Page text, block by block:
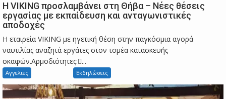
Η VIKING προσλαμβάνει στη Θήβα – Νέες θέσεις
εργασίας με εκπαίδευση και ανταγωνιστικές
αποδοχές
Η εταιρεία VIKING με ηγετική θέση στην παγκόσμια αγορά
ναυτιλίας αναζητά εργάτες στον τομέα κατασκευής
σκαφών.Αρμοδιότητες:...
Αγγελιες Εκδηλώσεις